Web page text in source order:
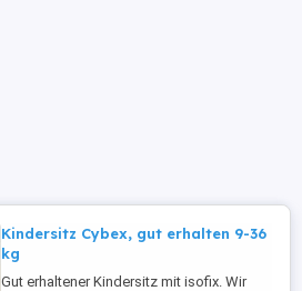
Kindersitz Cybex, gut erhalten 9-36
kg
Gut erhaltener Kindersitz mit isofix. Wir